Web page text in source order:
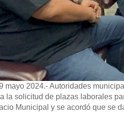
mayo 2024.-Autoridades
la solicitud de plazas laborales
Municipal y se acordó que se